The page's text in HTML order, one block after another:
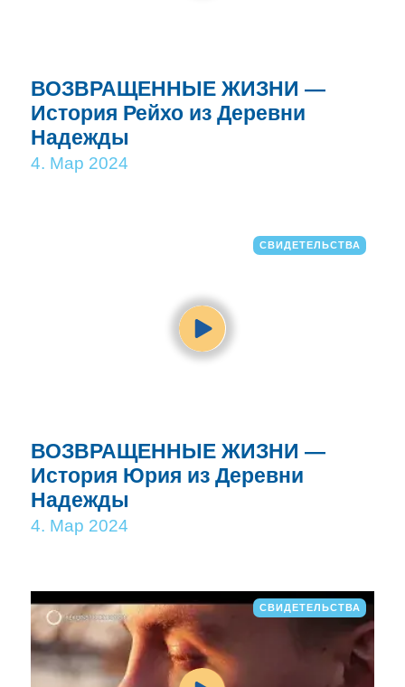
ВОЗВРАЩЕННЫЕ ЖИЗНИ —
История Рейхо из Деревни
Надежды
4. Мар 2024
СВИДЕТЕЛЬСТВА
ВОЗВРАЩЕННЫЕ ЖИЗНИ —
История Юрия из Деревни
Надежды
4. Мар 2024
СВИДЕТЕЛЬСТВА